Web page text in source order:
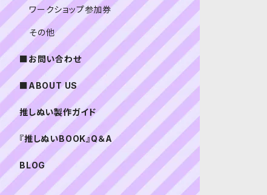
ワークショップ参加券
その他
■お問い合わせ
■ABOUT US
推しぬい製作ガイド
『推しぬいBOOK』Q＆A
BLOG